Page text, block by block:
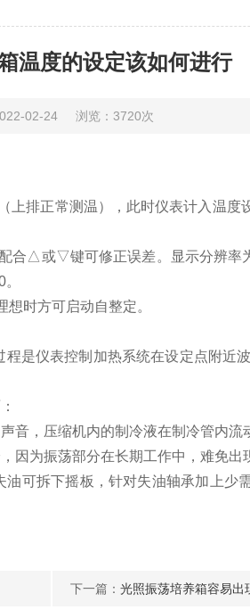
温度的设定该如何进行
02-24 浏览：3720次
排正常测温），此时仪表计入温
△或▽键可修正误差。显示分辨率
时方可启动自整定。
仪表控制加热系统在设定点附近
，压缩机内的制冷液在制冷管内流
因为振荡部分在长期工作中，难免
可拆下摇板，针对失油轴承加上少
下一篇： 光照振荡培养箱容易出